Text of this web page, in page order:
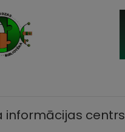
informācijas centrs